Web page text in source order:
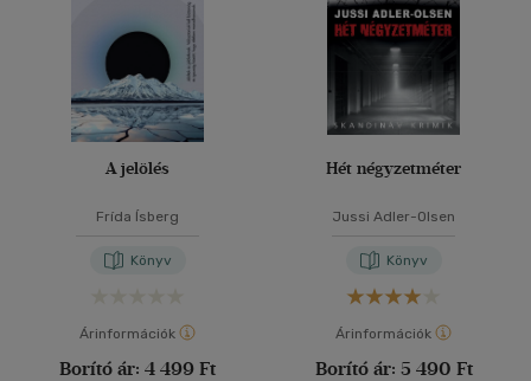
A jelölés
Frída Ísberg
Könyv
Árinformációk
Borító ár: 4 499 Ft
Hét négyzetméter
Jussi Adler-Olsen
Könyv
Árinformációk
Borító ár: 5 490 Ft